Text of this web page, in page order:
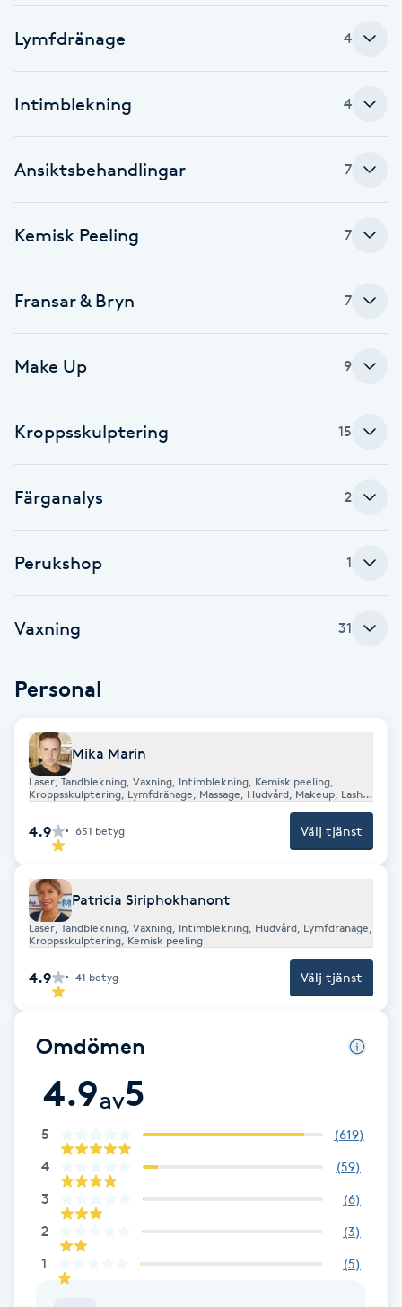
Color correction
Cryoterapi
D
Damklippning
Dermapen
E
Extensions
Extensions borttagning
Eyeliner-tatuering
F
Face framing
Faceliftmassage
Fibromassage
Fotmassage
Fotsvamp
Fotvård
Fransförlängning
Fransförlängning Megavolym
Fransförlängning Volym
Lymfdränage 4
Intimblekning 4
Ansiktsbehandlingar 7
Kemisk Peeling 7
Fransar & Bryn 7
Make Up 9
Kroppsskulptering 15
Färganalys 2
Perukshop 1
Vaxning 31
Personal
Mika Marin
Laser, Tandblekning, Vaxning, Intimblekning, Kemisk peeling,
Kroppsskulptering, Lymfdränage, Massage, Hudvård, Makeup, Lash-
4.9 651 betyg Välj tjänst
Patricia Siriphokhanont
Laser, Tandblekning, Vaxning, Intimblekning, Hudvård, Lymfdränage,
Kroppsskulptering, Kemisk peeling
4.9 41 betyg Välj tjänst
Omdömen
4.9av5
5 (619)
4 (59)
3 (6)
2 (3)
1 (5)